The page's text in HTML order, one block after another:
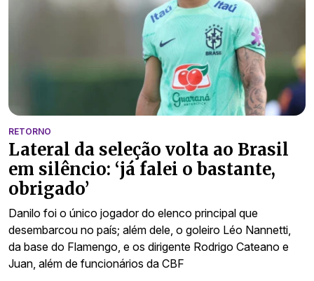
RETORNO
Lateral da seleção volta ao Brasil
em silêncio: ‘já falei o bastante,
obrigado’
Danilo foi o único jogador do elenco principal que
desembarcou no país; além dele, o goleiro Léo Nannetti,
da base do Flamengo, e os dirigente Rodrigo Cateano e
Juan, além de funcionários da CBF